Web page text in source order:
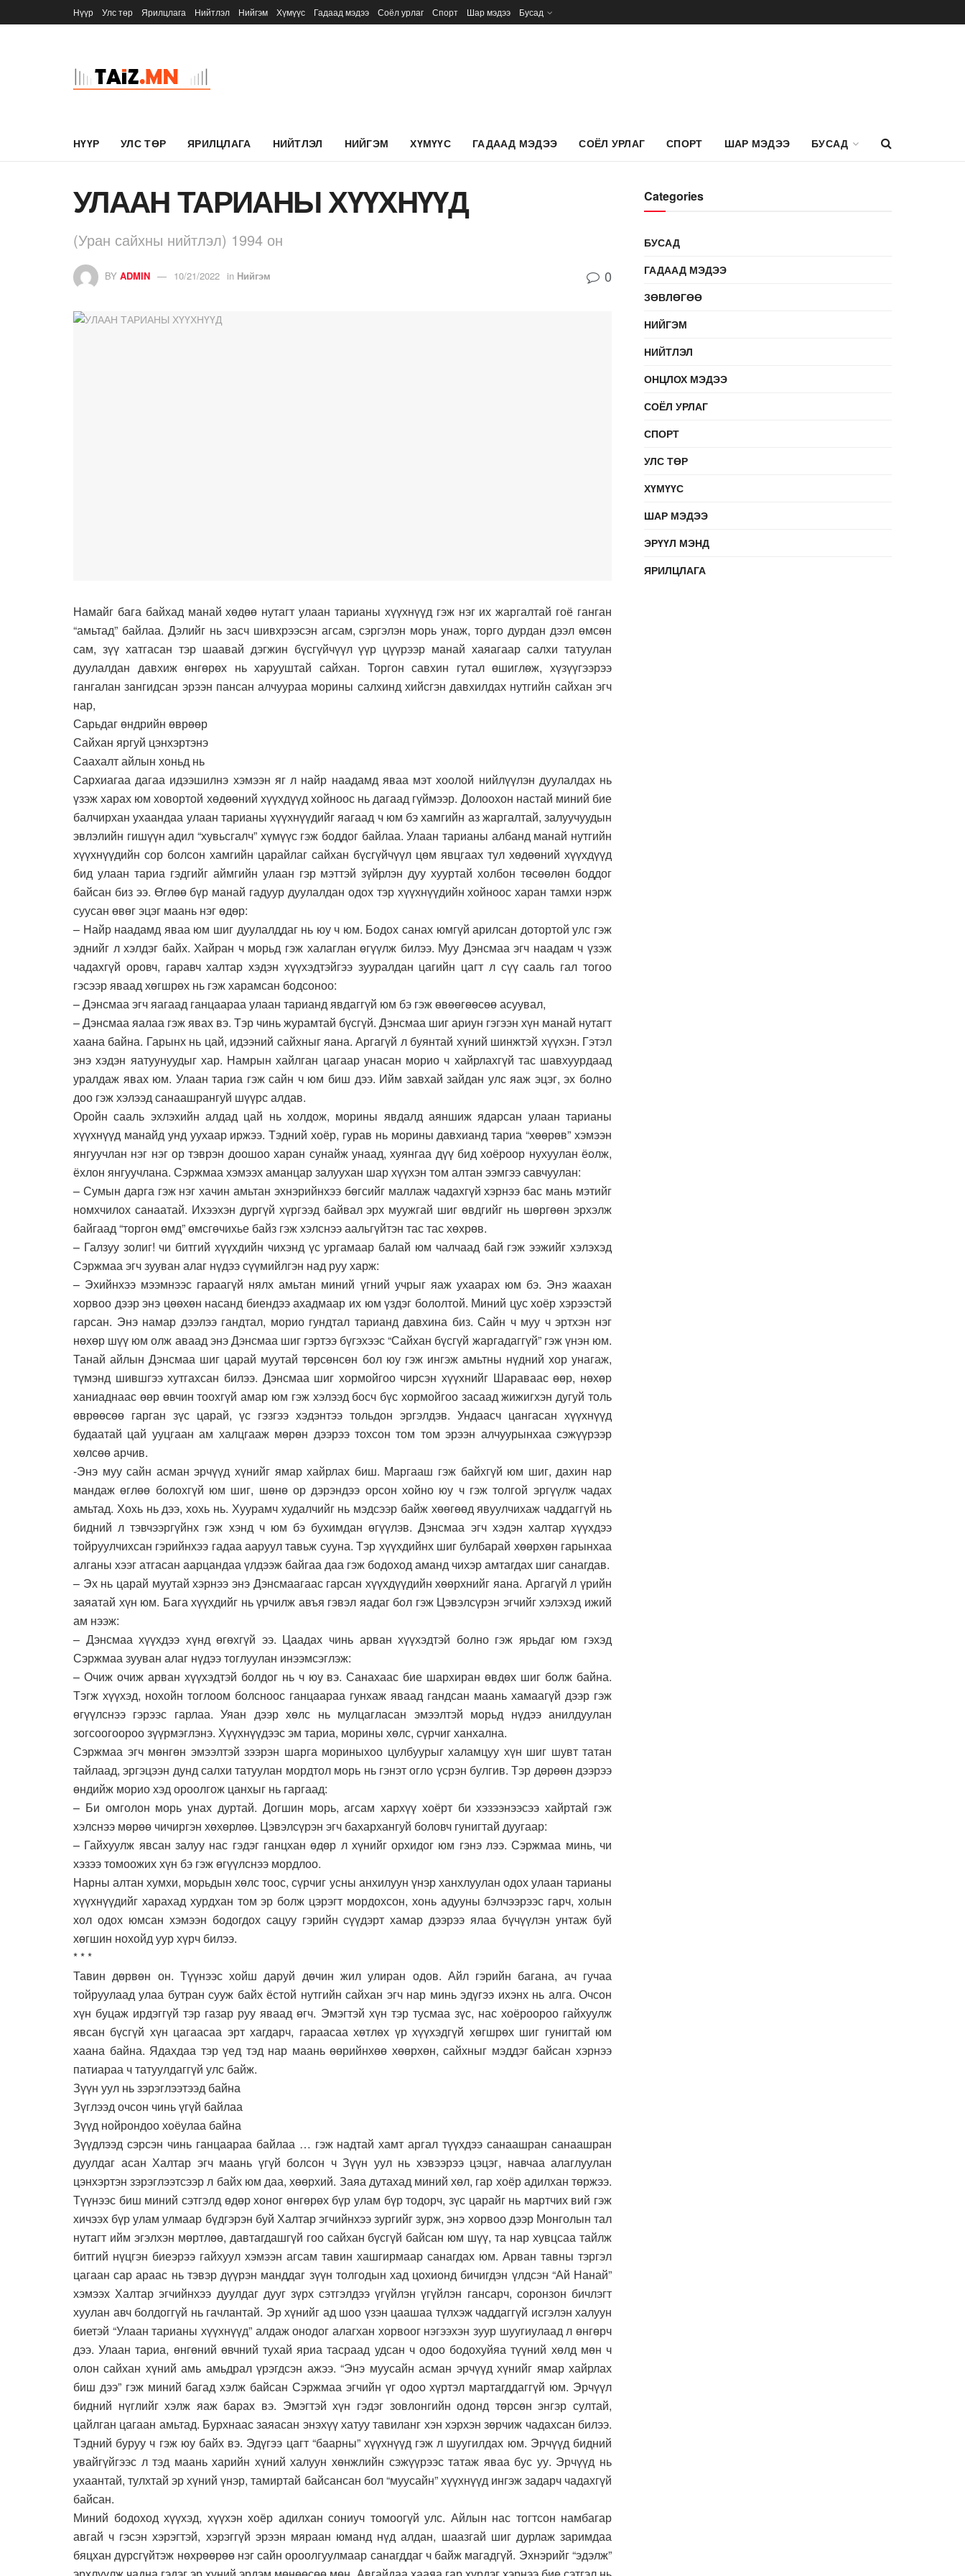
Нүүр Улс төр Ярилцлага Нийтлэл Нийгэм Хүмүүс Гадаад мэдээ Соёл урлаг Спорт Шар мэдээ Бусад
НҮҮР УЛС ТӨР ЯРИЛЦЛАГА НИЙТЛЭЛ НИЙГЭМ ХҮМҮҮС ГАДААД МЭДЭЭ СОЁЛ УРЛАГ СПОРТ ШАР МЭДЭЭ БУСАД
УЛААН ТАРИАНЫ ХҮҮХНҮҮД
(Уран сайхны нийтлэл) 1994 он
BY ADMIN 10/21/2022 in Нийгэм 0
Намайг бага байхад манай хөдөө нутагт улаан тарианы хүүхнүүд гэж нэг их жаргалтай гоё ганган
“амьтад” байлаа. Дэлийг нь засч шивхрээсэн агсам, сэргэлэн морь унаж, торго дурдан дээл өмсөн
сам, зүү хатгасан тэр шаавай дэгжин бүсгүйчүүл үүр цүүрээр манай хаяагаар салхи татуулан
дуулалдан давхиж өнгөрөх нь харууштай сайхан. Торгон савхин гутал өшиглөж, хүзүүгээрээ
гангалан зангидсан эрээн пансан алчуураа морины салхинд хийсгэн давхилдах нутгийн сайхан эгч
нар,
Сарьдаг өндрийн өврөөр
Сайхан яргуй цэнхэртэнэ
Саахалт айлын хоньд нь
Сархиагаа дагаа идээшилнэ хэмээн яг л найр наадамд яваа мэт хоолой нийлүүлэн дуулалдах нь
үзэж харах юм ховортой хөдөөний хүүхдүүд хойноос нь дагаад гүймээр. Долоохон настай миний бие
балчирхан ухаандаа улаан тарианы хүүхнүүдийг яагаад ч юм бэ хамгийн аз жаргалтай, залуучуудын
эвлэлийн гишүүн адил “хувьсгалч” хүмүүс гэж боддог байлаа. Улаан тарианы албанд манай нутгийн
хүүхнүүдийн сор болсон хамгийн царайлаг сайхан бүсгүйчүүл цөм явцгаах тул хөдөөний хүүхдүүд
бид улаан тариа гэдгийг аймгийн улаан гэр мэттэй зүйрлэн дуу хууртай холбон төсөөлөн боддог
байсан биз ээ. Өглөө бүр манай гадуур дуулалдан одох тэр хүүхнүүдийн хойноос харан тамхи нэрж
суусан өвөг эцэг маань нэг өдөр:
– Найр наадамд яваа юм шиг дуулалддаг нь юу ч юм. Бодох санах юмгүй арилсан дотортой улс гэж
эднийг л хэлдэг байх. Хайран ч морьд гэж халаглан өгүүлж билээ. Муу Дэнсмаа эгч наадам ч үзэж
чадахгүй оровч, гаравч халтар хэдэн хүүхэдтэйгээ зууралдан цагийн цагт л сүү сааль гал тогоо
гэсээр яваад хөгшрөх нь гэж харамсан бодсоноо:
– Дэнсмаа эгч яагаад ганцаараа улаан тарианд явдаггүй юм бэ гэж өвөөгөөсөө асуувал,
– Дэнсмаа яалаа гэж явах вэ. Тэр чинь журамтай бүсгүй. Дэнсмаа шиг ариун гэгээн хүн манай нутагт
хаана байна. Гарынх нь цай, идээний сайхныг яана. Аргагүй л буянтай хүний шинжтэй хүүхэн. Гэтэл
энэ хэдэн яатуунуудыг хар. Намрын хайлган цагаар унасан морио ч хайрлахгүй тас шавхуурдаад
уралдаж явах юм. Улаан тариа гэж сайн ч юм биш дээ. Ийм завхай зайдан улс яаж эцэг, эх болно
доо гэж хэлээд санаашрангуй шүүрс алдав.
Оройн сааль эхлэхийн алдад цай нь холдож, морины явдалд аяншиж ядарсан улаан тарианы
хүүхнүүд манайд унд уухаар иржээ. Тэдний хоёр, гурав нь морины давхианд тариа “хөөрөв” хэмээн
янгуучлан нэг нэг ор тэврэн доошоо харан сунайж унаад, хуянгаа дүү бид хоёроор нухуулан ёолж,
ёхлон янгуучлана. Сэржмаа хэмээх аманцар залуухан шар хүүхэн том алтан ээмгээ савчуулан:
– Сумын дарга гэж нэг хачин амьтан эхнэрийнхээ бөгсийг маллаж чадахгүй хэрнээ бас мань мэтийг
номхчилох санаатай. Ихээхэн дургүй хүргээд байвал эрх муужгай шиг өвдгийг нь шөргөөн эрхэлж
байгаад “торгон өмд” өмсгөчихье байз гэж хэлснээ аальгүйтэн тас тас хөхрөв.
– Галзуу золиг! чи битгий хүүхдийн чихэнд үс ургамаар балай юм чалчаад бай гэж ээжийг хэлэхэд
Сэржмаа эгч зууван алаг нүдээ сүүмийлгэн над руу харж:
– Эхийнхээ мээмнээс гараагүй нялх амьтан миний үгний учрыг яаж ухаарах юм бэ. Энэ жаахан
хорвоо дээр энэ цөөхөн насанд биендээ ахадмаар их юм үздэг бололтой. Миний цус хоёр хэрээстэй
гарсан. Энэ намар дээлээ гандтал, морио гундтал тарианд давхина биз. Сайн ч муу ч эртхэн нэг
нөхөр шүү юм олж аваад энэ Дэнсмаа шиг гэртээ бүгэхээс “Сайхан бүсгүй жаргадаггүй” гэж үнэн юм.
Танай айлын Дэнсмаа шиг царай муутай төрсөнсөн бол юу гэж ингэж амьтны нүдний хор унагаж,
түмэнд шившгээ хутгахсан билээ. Дэнсмаа шиг хормойгоо чирсэн хүүхнийг Шараваас өөр, нөхөр
ханиаднаас өөр өвчин тоохгүй амар юм гэж хэлээд босч бүс хормойгоо засаад жижигхэн дугуй толь
өврөөсөө гарган зүс царай, үс гэзгээ хэдэнтээ тольдон эргэлдэв. Ундаасч цангасан хүүхнүүд
будаатай цай ууцгаан ам халцгааж мөрөн дээрээ тохсон том том эрээн алчуурынхаа сэжүүрээр
хөлсөө арчив.
-Энэ муу сайн асман эрчүүд хүнийг ямар хайрлах биш. Маргааш гэж байхгүй юм шиг, дахин нар
мандаж өглөө болохгүй юм шиг, шөнө ор дэрэндээ орсон хойно юу ч гэж толгой эргүүлж чадах
амьтад. Хохь нь дээ, хохь нь. Хуурамч худалчийг нь мэдсээр байж хөөгөөд явуулчихаж чаддаггүй нь
бидний л тэвчээргүйнх гэж хэнд ч юм бэ бухимдан өгүүлэв. Дэнсмаа эгч хэдэн халтар хүүхдээ
тойруулчихсан гэрийнхээ гадаа ааруул тавьж сууна. Тэр хүүхдийнх шиг булбарай хөөрхөн гарынхаа
алганы хээг атгасан аарцандаа үлдээж байгаа даа гэж бодоход аманд чихэр амтагдах шиг санагдав.
– Эх нь царай муутай хэрнээ энэ Дэнсмаагаас гарсан хүүхдүүдийн хөөрхнийг яана. Аргагүй л үрийн
заяатай хүн юм. Бага хүүхдийг нь үрчилж авъя гэвэл яадаг бол гэж Цэвэлсүрэн эгчийг хэлэхэд ижий
ам нээж:
– Дэнсмаа хүүхдээ хүнд өгөхгүй ээ. Цаадах чинь арван хүүхэдтэй болно гэж ярьдаг юм гэхэд
Сэржмаа зууван алаг нүдээ тоглуулан инээмсэглэж:
– Очиж очиж арван хүүхэдтэй болдог нь ч юу вэ. Санахаас бие шархиран өвдөх шиг болж байна.
Тэгж хүүхэд, нохойн тоглоом болсноос ганцаараа гунхаж яваад гандсан маань хамаагүй дээр гэж
өгүүлснээ гэрээс гарлаа. Уяан дээр хөлс нь мулцагласан эмээлтэй морьд нүдээ анилдуулан
зогсоогоороо зүүрмэглэнэ. Хүүхнүүдээс эм тариа, морины хөлс, сүрчиг ханхална.
Сэржмаа эгч мөнгөн эмээлтэй зээрэн шарга мориныхоо цулбуурыг халамцуу хүн шиг шувт татан
тайлаад, эргэцээн дунд салхи татуулан мордтол морь нь гэнэт огло үсрэн булгив. Тэр дөрөөн дээрээ
өндийж морио хэд ороолгож цанхыг нь гаргаад:
– Би омголон морь унах дуртай. Догшин морь, агсам хархүү хоёрт би хэзээнээсээ хайртай гэж
хэлснээ мөрөө чичиргэн хөхөрлөө. Цэвэлсүрэн эгч бахархангуй боловч гунигтай дуугаар:
– Гайхуулж явсан залуу нас гэдэг ганцхан өдөр л хүнийг орхидог юм гэнэ лээ. Сэржмаа минь, чи
хэзээ томоожих хүн бэ гэж өгүүлснээ мордлоо.
Нарны алтан хумхи, морьдын хөлс тоос, сүрчиг усны анхилуун үнэр ханхлуулан одох улаан тарианы
хүүхнүүдийг харахад хурдхан том эр болж цэрэгт мордохсон, хонь адууны бэлчээрээс гарч, холын
хол одох юмсан хэмээн бодогдох сацуу гэрийн сүүдэрт хамар дээрээ ялаа бүчүүлэн унтаж буй
хөгшин нохойд уур хүрч билээ.
* * *
Тавин дөрвөн он. Түүнээс хойш даруй дөчин жил улиран одов. Айл гэрийн багана, ач гучаа
тойруулаад улаа бутран сууж байх ёстой нутгийн сайхан эгч нар минь эдүгээ ихэнх нь алга. Очсон
хүн буцаж ирдэггүй тэр газар руу яваад өгч. Эмэгтэй хүн тэр тусмаа зүс, нас хоёроороо гайхуулж
явсан бүсгүй хүн цагаасаа эрт хагдарч, гараасаа хөтлөх үр хүүхэдгүй хөгшрөх шиг гунигтай юм
хаана байна. Ядахдаа тэр үед тэд нар маань өөрийнхөө хөөрхөн, сайхныг мэддэг байсан хэрнээ
патиараа ч татуулдаггүй улс байж.
Зүүн уул нь зэрэглээтээд байна
Зүглээд очсон чинь үгүй байлаа
Зүүд нойрондоо хоёулаа байна
Зүүдлээд сэрсэн чинь ганцаараа байлаа … гэж надтай хамт аргал түүхдээ санаашран санаашран
дуулдаг асан Халтар эгч маань үгүй болсон ч Зүүн уул нь хэвээрээ цэцэг, навчаа алаглуулан
цэнхэртэн зэрэглээтсээр л байх юм даа, хөөрхий. Заяа дутахад миний хөл, гар хоёр адилхан төржээ.
Түүнээс биш миний сэтгэлд өдөр хоног өнгөрөх бүр улам бүр тодорч, зүс царайг нь мартчих вий гэж
хичээх бүр улам улмаар бүдгэрэн буй Халтар эгчийнхээ зургийг зурж, энэ хорвоо дээр Монголын тал
нутагт ийм эгэлхэн мөртлөө, давтагдашгүй гоо сайхан бүсгүй байсан юм шүү, та нар хувцсаа тайлж
битгий нүцгэн биеэрээ гайхуул хэмээн агсам тавин хашгирмаар санагдах юм. Арван тавны тэргэл
цагаан сар араас нь тэвэр дүүрэн манддаг зүүн толгодын хад цохионд бичигдэн үлдсэн “Ай Нанай”
хэмээх Халтар эгчийнхээ дуулдаг дууг зүрх сэтгэлдээ үгүйлэн үгүйлэн гансарч, соронзон бичлэгт
хуулан авч болдоггүй нь гачлантай. Эр хүнийг ад шоо үзэн цаашаа түлхэж чаддаггүй исгэлэн халуун
биетэй “Улаан тарианы хүүхнүүд” алдаж онодог алагхан хорвоог нэгээхэн зуур шуугиулаад л өнгөрч
дээ. Улаан тариа, өнгөний өвчний тухай яриа тасраад удсан ч одоо бодохуйяа түүний хөлд мөн ч
олон сайхан хүний амь амьдрал үрэгдсэн ажээ. “Энэ муусайн асман эрчүүд хүнийг ямар хайрлах
биш дээ” гэж миний багад хэлж байсан Сэржмаа эгчийн үг одоо хүртэл мартагддаггүй юм. Эрчүүл
бидний нүглийг хэлж яаж барах вэ. Эмэгтэй хүн гэдэг зовлонгийн одонд төрсөн энгэр султай,
цайлган цагаан амьтад. Бурхнаас заяасан энэхүү хатуу тавиланг хэн хэрхэн зөрчиж чадахсан билээ.
Тэдний буруу ч гэж юу байх вэ. Эдүгээ цагт “баарны” хүүхнүүд гэж л шуугилдах юм. Эрчүүд бидний
увайгүйгээс л тэд маань харийн хүний халуун хөнжлийн сэжүүрээс татаж яваа бус уу. Эрчүүд нь
ухаантай, тулхтай эр хүний үнэр, тамиртай байсансан бол “муусайн” хүүхнүүд ингэж задарч чадахгүй
байсан.
Миний бодоход хүүхэд, хүүхэн хоёр адилхан сониуч томоогүй улс. Айлын нас тогтсон намбагар
авгай ч гэсэн хэрэгтэй, хэрэггүй эрээн мяраан юманд нүд алдан, шаазгай шиг дурлаж заримдаа
бяцхан дүрсгүйтэж нөхрөөрөө нэг сайн ороолгуулмаар санагддаг ч байж магадгүй. Эхнэрийг “эдэлж”
Categories
БУСАД
ГАДААД МЭДЭЭ
ЗӨВЛӨГӨӨ
НИЙГЭМ
НИЙТЛЭЛ
ОНЦЛОХ МЭДЭЭ
СОЁЛ УРЛАГ
СПОРТ
УЛС ТӨР
ХҮМҮҮС
ШАР МЭДЭЭ
ЭРҮҮЛ МЭНД
ЯРИЛЦЛАГА